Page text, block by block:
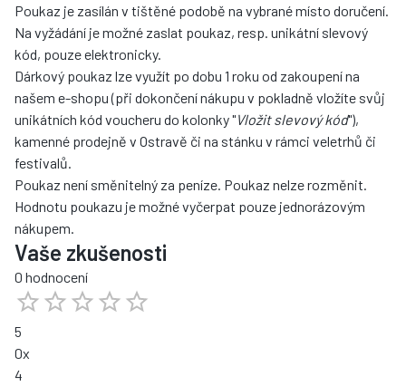
Poukaz je zasílán v tištěné podobě na vybrané místo doručení.
Na vyžádání je možné zaslat poukaz, resp. unikátní slevový
kód, pouze elektronicky.
Dárkový poukaz lze využít po dobu 1 roku od zakoupení na
našem e-shopu (při dokončení nákupu v pokladně vložíte svůj
unikátních kód voucheru do kolonky "Vložit slevový kód"),
kamenné prodejně v Ostravě či na stánku v rámci veletrhů či
festivalů.
Poukaz není směnitelný za peníze. Poukaz nelze rozměnit.
Hodnotu poukazu je možné vyčerpat pouze jednorázovým
nákupem.
Vaše zkušenosti
0 hodnocení
5
0x
4